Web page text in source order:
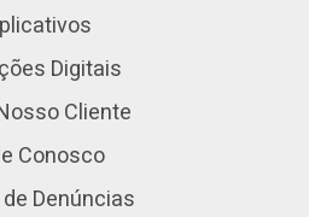
Digitais
Cliente
Conosco
Denúncias